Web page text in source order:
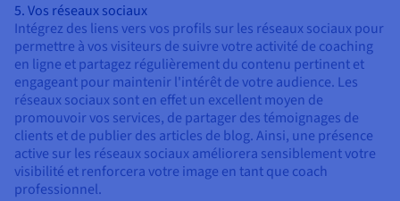
5. Vos réseaux sociaux
Intégrez des liens vers vos profils sur les réseaux sociaux pour
permettre à vos visiteurs de suivre votre activité de coaching
en ligne et partagez régulièrement du contenu pertinent et
engageant pour maintenir l'intérêt de votre audience. Les
réseaux sociaux sont en effet un excellent moyen de
promouvoir vos services, de partager des témoignages de
clients et de publier des articles de blog. Ainsi, une présence
active sur les réseaux sociaux améliorera sensiblement votre
visibilité et renforcera votre image en tant que coach
professionnel.